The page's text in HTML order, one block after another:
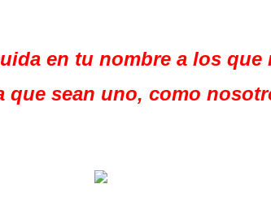
en tu nombre a los que
que sean uno, como